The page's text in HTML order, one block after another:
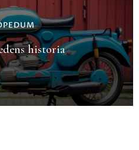
historia